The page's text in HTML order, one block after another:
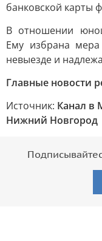
банковской карты
В отношении
Ему избрана
невыезде и
Главные новости
Источник: Канал в
Нижний Новгород